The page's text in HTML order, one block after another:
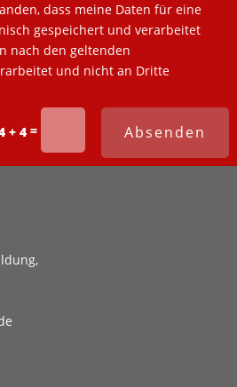
dass meine Daten für eine
gespeichert und verarbeitet
nach den geltenden
und nicht an Dritte
+ 4 = Absenden